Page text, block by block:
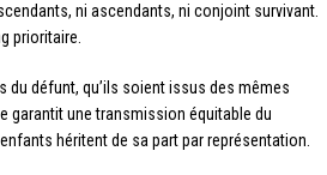
ni ascendants, ni conjoint survivant.
prioritaire.
défunt, qu’ils soient issus des mêmes
garantit une transmission équitable du
héritent de sa part par représentation.